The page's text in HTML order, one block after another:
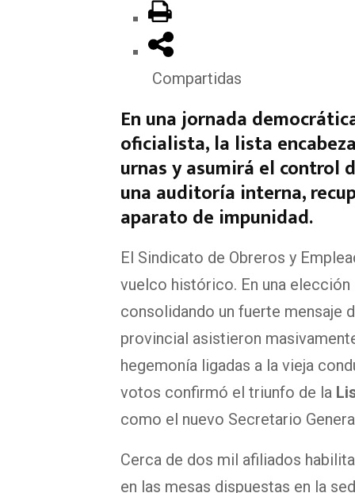
Compartidas
En una jornada
oficialista, la lista
urnas y asumirá el control
una auditoría interna,
aparato de impunidad.
El Sindicato de Obreros y
vuelco histórico. En una
consolidando un fuerte mensaje
provincial asistieron
hegemonía ligadas a la vieja
votos confirmó el triunfo de la
como el nuevo Secretario
Cerca de dos mil afiliados
en las mesas dispuestas en la